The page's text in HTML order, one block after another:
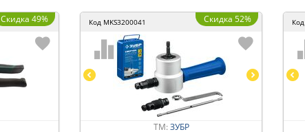
Скидка 49% Код MKS3200041 Скидка 52%
ТМ: ЗУБР
Код